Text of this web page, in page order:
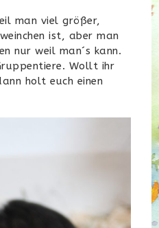
man viel größer,
ist, aber man
nur weil man´s kann.
Wollt ihr
holt euch einen